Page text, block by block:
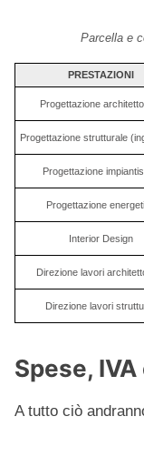
Parcella e
PRESTAZIONI
Progettazione
Progettazione strutturale
Progettazione
Progettazione
Interior Design
Direzione lavori
Direzione lavori
Spese,
A tutto ciò